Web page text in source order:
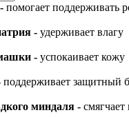
помогает поддерживать
- удерживает влагу
- успокаивает кожу
поддерживает защитный
миндаля -